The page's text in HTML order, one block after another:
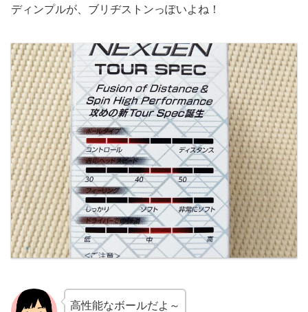
ディンプルが、ブリヂストンっぽいよね！
高性能なボールだよ～